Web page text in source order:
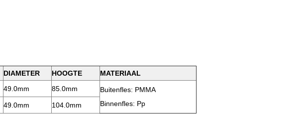
DIAMETER HOOGTE
MATERIAAL
49.0mm 85.0mm
Buitenfles: PMMA
Binnenfles: Pp
49.0mm 104.0mm